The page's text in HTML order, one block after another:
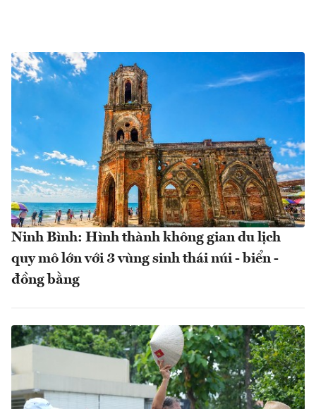
Ninh Bình: Hình thành không gian du lịch
quy mô lớn với 3 vùng sinh thái núi - biển -
đồng bằng